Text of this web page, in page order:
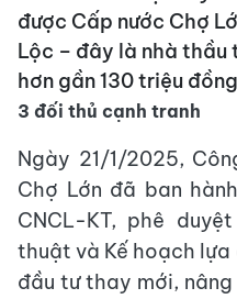
được Cấp nước Chợ
Lộc – đây là nhà
hơn gần 130 triệu
3 đối thủ cạnh tranh
Ngày 21/1/2025,
Chợ Lớn đã ban
CNCL-KT, phê
thuật và Kế hoạch lựa
đầu tư thay mới,